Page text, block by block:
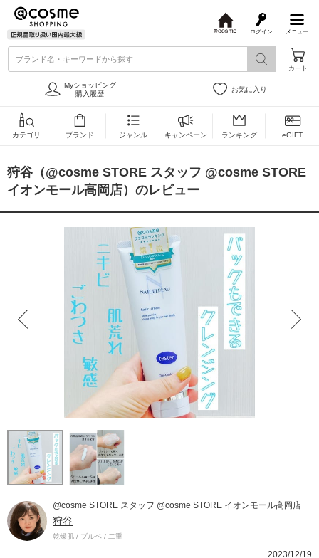
メニュー
ログイン
s
ブランド名・キーワードから探す
カート
Myショッピング
購入履歴
お気に入り
カテゴリ ブランド ジャンル キャンペーン ランキング eGIFT
狩谷（@cosme STORE スタッフ @cosme STORE
イオンモール高岡店）のレビュー
@cosme STORE スタッフ @cosme STORE イオンモール高岡店
狩谷
乾燥肌 / ブルベ / 二重
2023/12/19